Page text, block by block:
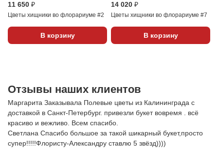
11 650 ₽
Цветы хищники во флорариуме #2
В корзину
14 020 ₽
Цветы хищники во флорариуме #7
В корзину
Отзывы наших клиентов
Маргарита Заказывала Полевые цветы из Калининграда с
доставкой в Санкт-Петербург. привезли букет вовремя . всё
красиво и вежливо. Всем спасибо.
Светлана Спасибо большое за такой шикарный букет,просто
супер!!!!!Флористу-Александру ставлю 5 звёзд))))